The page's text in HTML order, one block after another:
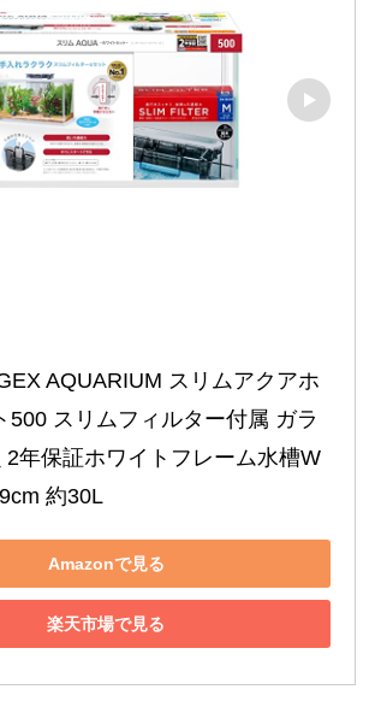
AQUARIUM スリムアクアホ
500 スリムフィルター付属 ガラ
2年保証ホワイトフレーム水槽W
約30L
Amazonで見る
楽天市場で見る